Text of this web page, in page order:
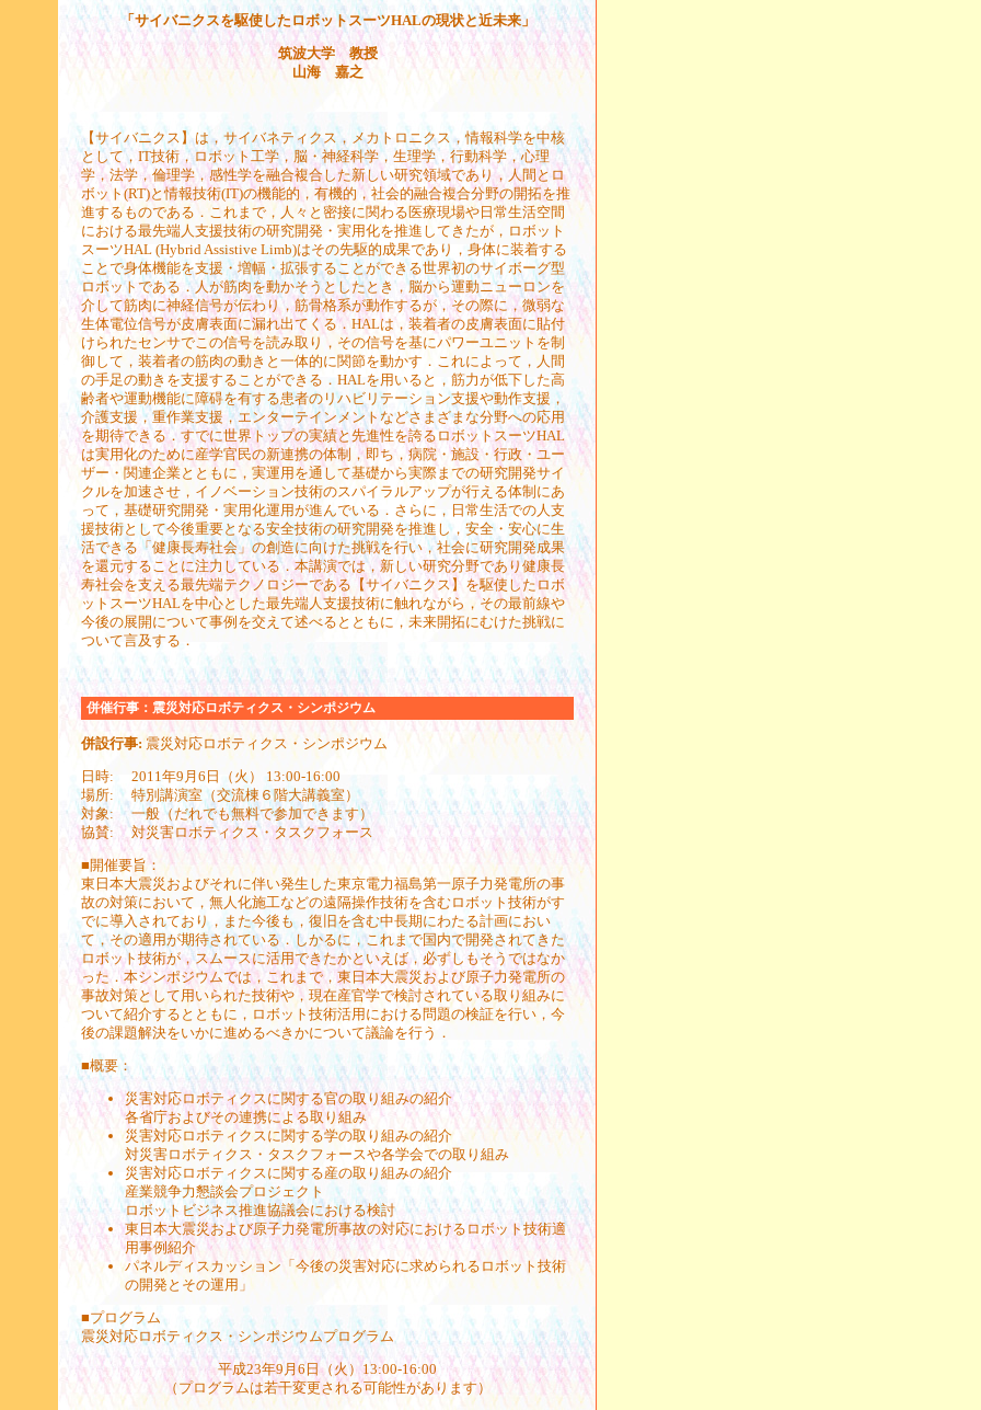
「サイバニクスを駆使したロボットスーツHALの現状と近未来」
筑波大学 教授
山海 嘉之
【サイバニクス】は，サイバネティクス，メカトロニクス，情報科学を中核
として，IT技術，ロボット工学，脳・神経科学，生理学，行動科学，心理
学，法学，倫理学，感性学を融合複合した新しい研究領域であり，人間とロ
ボット(RT)と情報技術(IT)の機能的，有機的，社会的融合複合分野の開拓を推
進するものである．これまで，人々と密接に関わる医療現場や日常生活空間
における最先端人支援技術の研究開発・実用化を推進してきたが，ロボット
スーツHAL (Hybrid Assistive Limb)はその先駆的成果であり，身体に装着する
ことで身体機能を支援・増幅・拡張することができる世界初のサイボーグ型
ロボットである．人が筋肉を動かそうとしたとき，脳から運動ニューロンを
介して筋肉に神経信号が伝わり，筋骨格系が動作するが，その際に，微弱な
生体電位信号が皮膚表面に漏れ出てくる．HALは，装着者の皮膚表面に貼付
けられたセンサでこの信号を読み取り，その信号を基にパワーユニットを制
御して，装着者の筋肉の動きと一体的に関節を動かす．これによって，人間
の手足の動きを支援することができる．HALを用いると，筋力が低下した高
齢者や運動機能に障碍を有する患者のリハビリテーション支援や動作支援，
介護支援，重作業支援，エンターテインメントなどさまざまな分野への応用
を期待できる．すでに世界トップの実績と先進性を誇るロボットスーツHAL
は実用化のために産学官民の新連携の体制，即ち，病院・施設・行政・ユー
ザー・関連企業とともに，実運用を通して基礎から実際までの研究開発サイ
クルを加速させ，イノベーション技術のスパイラルアップが行える体制にあ
って，基礎研究開発・実用化運用が進んでいる．さらに，日常生活での人支
援技術として今後重要となる安全技術の研究開発を推進し，安全・安心に生
活できる「健康長寿社会」の創造に向けた挑戦を行い，社会に研究開発成果
を還元することに注力している．本講演では，新しい研究分野であり健康長
寿社会を支える最先端テクノロジーである【サイバニクス】を駆使したロボ
ットスーツHALを中心とした最先端人支援技術に触れながら，その最前線や
今後の展開について事例を交えて述べるとともに，未来開拓にむけた挑戦に
ついて言及する．
併催行事： 震災対応ロボティクス・シンポジウム
併設行事: 震災対応ロボティクス・シンポジウム
日時: 2011年9月6日（火） 13:00-16:00
場所: 特別講演室（交流棟６階大講義室）
対象: 一般（だれでも無料で参加できます）
協賛: 対災害ロボティクス・タスクフォース
■開催要旨：
東日本大震災およびそれに伴い発生した東京電力福島第一原子力発電所の事
故の対策において，無人化施工などの遠隔操作技術を含むロボット技術がす
でに導入されており，また今後も，復旧を含む中長期にわたる計画におい
て，その適用が期待されている．しかるに，これまで国内で開発されてきた
ロボット技術が，スムースに活用できたかといえば，必ずしもそうではなか
った．本シンポジウムでは，これまで，東日本大震災および原子力発電所の
事故対策として用いられた技術や，現在産官学で検討されている取り組みに
ついて紹介するとともに，ロボット技術活用における問題の検証を行い，今
後の課題解決をいかに進めるべきかについて議論を行う．
■概要：
災害対応ロボティクスに関する官の取り組みの紹介
各省庁およびその連携による取り組み
災害対応ロボティクスに関する学の取り組みの紹介
対災害ロボティクス・タスクフォースや各学会での取り組み
災害対応ロボティクスに関する産の取り組みの紹介
産業競争力懇談会プロジェクト
ロボットビジネス推進協議会における検討
東日本大震災および原子力発電所事故の対応におけるロボット技術適
用事例紹介
パネルディスカッション「今後の災害対応に求められるロボット技術
の開発とその運用」
■プログラム
震災対応ロボティクス・シンポジウムプログラム
平成23年9月6日（火）13:00-16:00
（プログラムは若干変更される可能性があります）